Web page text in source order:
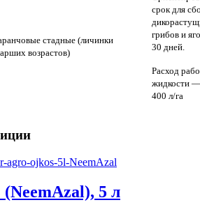
стадные (личинки
возрастов)
срок для
грибов и
30 дней.
Расход
жидкости
400 л/га
5 л